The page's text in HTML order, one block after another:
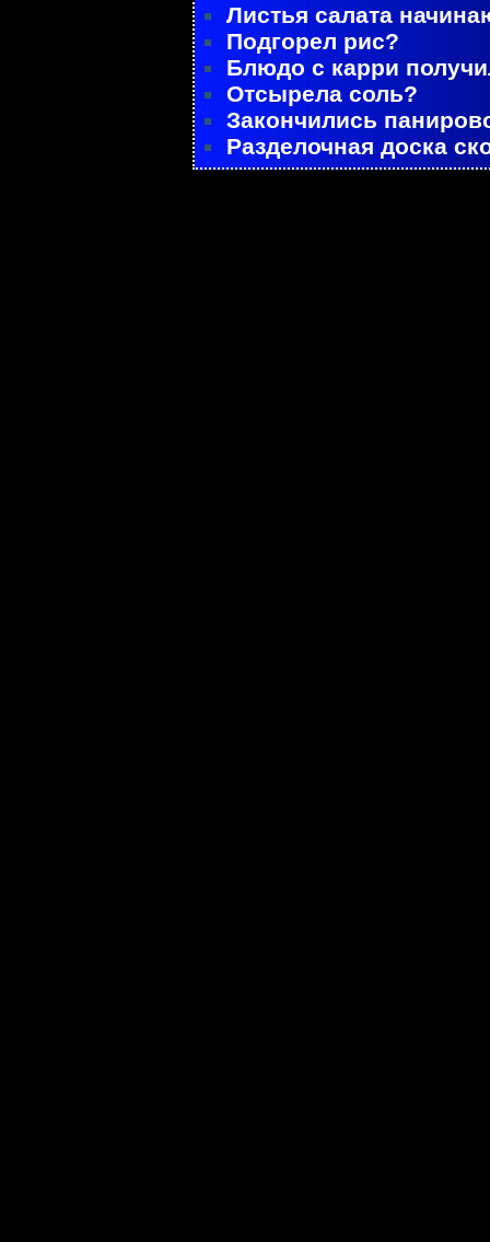
Листья салата
Подгорел рис?
Блюдо с карри
Отсырела соль?
Закончились
Разделочная доска